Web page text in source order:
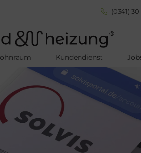
(0341) 30
Kundendienst